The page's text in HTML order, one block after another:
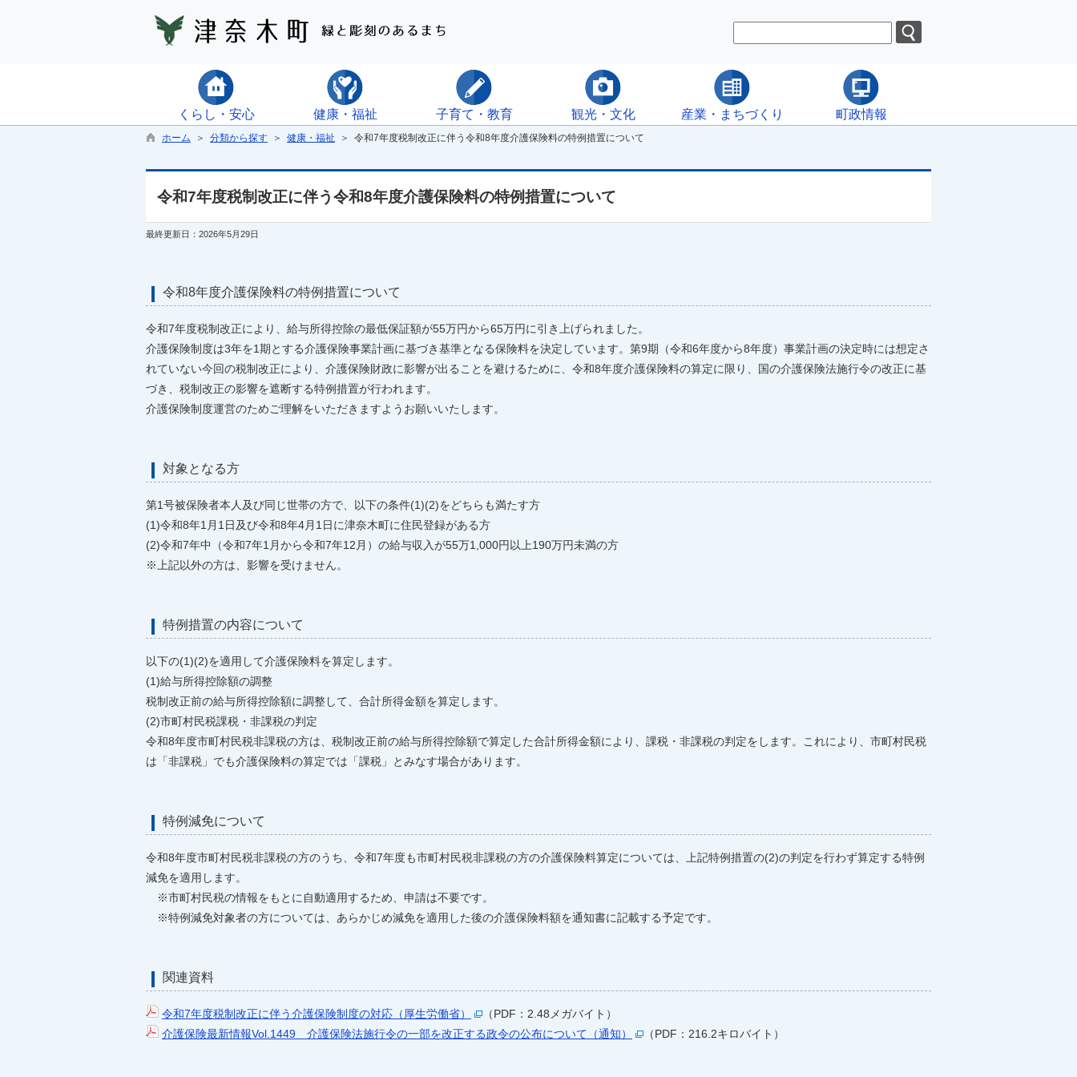
くらし・安心 健康・福祉 子育て・教育 観光・文化 産業・まちづくり 町政情報
ホーム ＞ 分類から探す ＞ 健康・福祉 ＞ 令和7年度税制改正に伴う令和8年度介護保険料の特例措置について
令和7年度税制改正に伴う令和8年度介護保険料の特例措置について
最終更新日：2026年5月29日
令和8年度介護保険料の特例措置について
令和7年度税制改正により、給与所得控除の最低保証額が55万円から65万円に引き上げられました。
介護保険制度は3年を1期とする介護保険事業計画に基づき基準となる保険料を決定しています。第9期（令和6年度から8年度）事業計画の決定時には想定さ
れていない今回の税制改正により、介護保険財政に影響が出ることを避けるために、令和8年度介護保険料の算定に限り、国の介護保険法施行令の改正に基
づき、税制改正の影響を遮断する特例措置が行われます。
介護保険制度運営のためご理解をいただきますようお願いいたします。
対象となる方
第1号被保険者本人及び同じ世帯の方で、以下の条件(1)(2)をどちらも満たす方
(1)令和8年1月1日及び令和8年4月1日に津奈木町に住民登録がある方
(2)令和7年中（令和7年1月から令和7年12月）の給与収入が55万1,000円以上190万円未満の方
※上記以外の方は、影響を受けません。
特例措置の内容について
以下の(1)(2)を適用して介護保険料を算定します。
(1)給与所得控除額の調整
税制改正前の給与所得控除額に調整して、合計所得金額を算定します。
(2)市町村民税課税・非課税の判定
令和8年度市町村民税非課税の方は、税制改正前の給与所得控除額で算定した合計所得金額により、課税・非課税の判定をします。これにより、市町村民税
は「非課税」でも介護保険料の算定では「課税」とみなす場合があります。
特例減免について
令和8年度市町村民税非課税の方のうち、令和7年度も市町村民税非課税の方の介護保険料算定については、上記特例措置の(2)の判定を行わず算定する特例
減免を適用します。
※市町村民税の情報をもとに自動適用するため、申請は不要です。
※特例減免対象者の方については、あらかじめ減免を適用した後の介護保険料額を通知書に記載する予定です。
関連資料
令和7年度税制改正に伴う介護保険制度の対応（厚生労働省）
（PDF：2.48メガバイト）
介護保険最新情報Vol.1449 介護保険法施行令の一部を改正する政令の公布について（通知）
（PDF：216.2キロバイト）